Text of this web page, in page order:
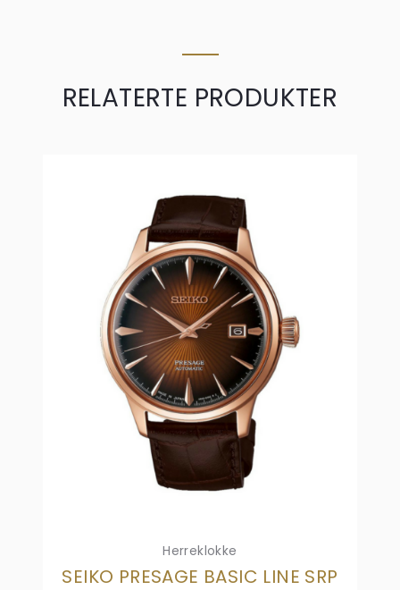
RELATERTE PRODUKTER
Herreklokke
SEIKO PRESAGE BASIC LINE SRP